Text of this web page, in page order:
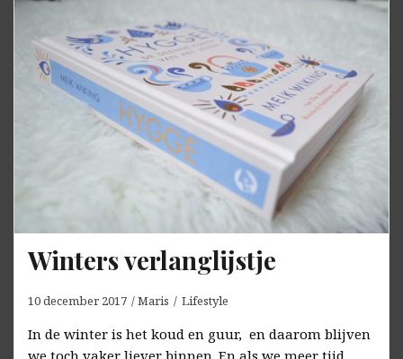
Winters verlanglijstje
10 december 2017 Maris Lifestyle
In de winter is het koud en guur, en daarom blijven
we toch vaker liever binnen. En als we meer tijd